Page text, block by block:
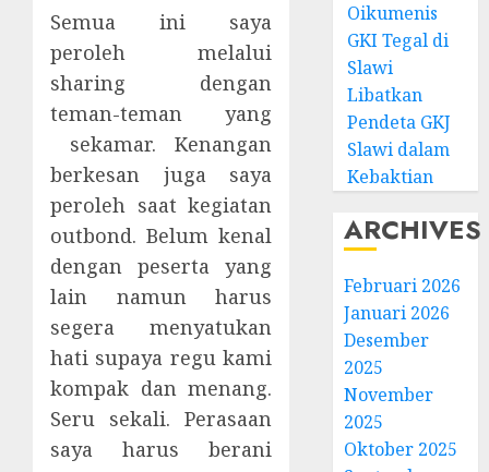
Semua ini saya
peroleh melalui
sharing dengan
teman-teman yang
sekamar. Kenangan
berkesan juga saya
peroleh saat kegiatan
outbond. Belum kenal
dengan peserta yang
lain namun harus
segera menyatukan
hati supaya regu kami
kompak dan menang.
Seru sekali. Perasaan
saya harus berani
Oikumenis
GKI Tegal di
Slawi
Libatkan
Pendeta GKJ
Slawi dalam
Kebaktian
ARCHIVES
Februari 2026
Januari 2026
Desember
2025
November
2025
Oktober 2025